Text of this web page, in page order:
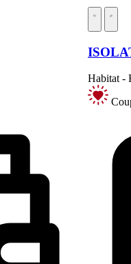
Habitat -